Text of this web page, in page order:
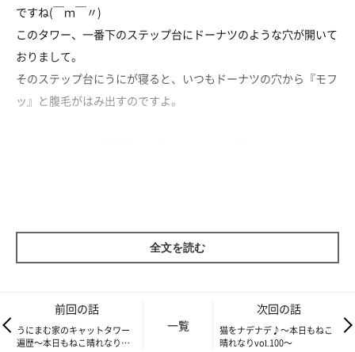
ですね(￣ｍ￣〃)
このタワー、一番下のステップ台にドーナツのような穴が開いて
おりまして。
そのステップ台にうにが寝ると、いつもドーナツの穴から『モフ
ッ』と腹毛がはみ出すのですよ。
全文を読む
前回の話
うにまむ家のキャットタワー
遍歴～本日もねこ晴れなり
一覧
次回の話
猫をナデナデ♪～本日もねこ
晴れなりvol.100～